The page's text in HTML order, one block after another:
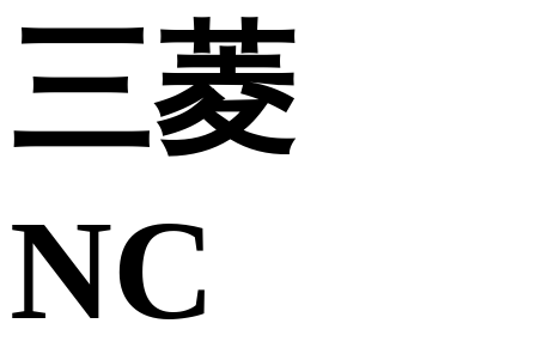
三菱
NC